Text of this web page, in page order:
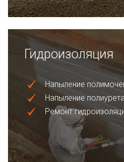
Гидроизоляция
Напыление
Напыление
Ремонт